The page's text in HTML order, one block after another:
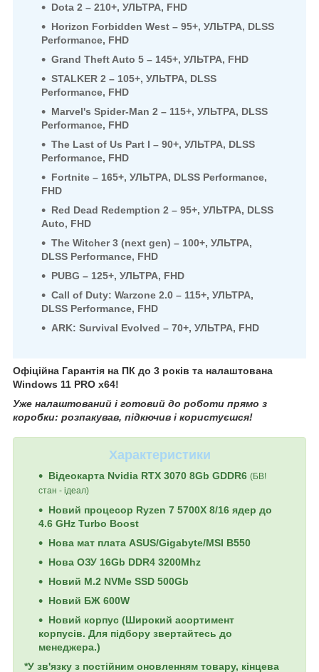
Dota 2 – 210+, УЛЬТРА, FHD
Horizon Forbidden West – 95+, УЛЬТРА, DLSS
Performance, FHD
Grand Theft Auto 5 – 145+, УЛЬТРА, FHD
STALKER 2 – 105+, УЛЬТРА, DLSS
Performance, FHD
Marvel's Spider-Man 2 – 115+, УЛЬТРА, DLSS
Performance, FHD
The Last of Us Part I – 90+, УЛЬТРА, DLSS
Performance, FHD
Fortnite – 165+, УЛЬТРА, DLSS Performance,
FHD
Red Dead Redemption 2 – 95+, УЛЬТРА, DLSS
Auto, FHD
The Witcher 3 (next gen) – 100+, УЛЬТРА,
DLSS Performance, FHD
PUBG – 125+, УЛЬТРА, FHD
Call of Duty: Warzone 2.0 – 115+, УЛЬТРА,
DLSS Performance, FHD
ARK: Survival Evolved – 70+, УЛЬТРА, FHD
Офіційна Гарантія на ПК до 3 років та налаштована
Windows 11 PRO x64!
Уже налаштований і готовий до роботи прямо з
коробки: розпакував, підкючив і користуєшся!
Характеристики
Відеокарта Nvidia RTX 3070 8Gb GDDR6 (БВ!
стан - ідеал)
Новий процесор Ryzen 7 5700X 8/16 ядер до
4.6 GHz Turbo Boost
Нова мат плата ASUS/Gigabyte/MSI B550
Нова ОЗУ 16Gb DDR4 3200Mhz
Новий M.2 NVMe SSD 500Gb
Новий БЖ 600W
Новий корпус (Широкий асортимент
корпусів. Для підбору звертайтесь до
менеджера.)
*У зв'язку з постійним оновленням товару, кінцева